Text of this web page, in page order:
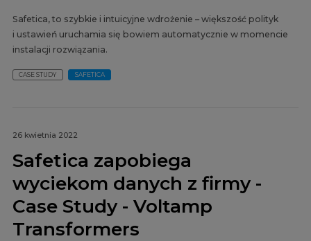
Safetica, to szybkie i intuicyjne wdrożenie – większość polityk
i ustawień uruchamia się bowiem automatycznie w momencie
instalacji rozwiązania.
CASE STUDY SAFETICA
26 kwietnia 2022
Safetica zapobiega
wyciekom danych z firmy -
Case Study - Voltamp
Transformers